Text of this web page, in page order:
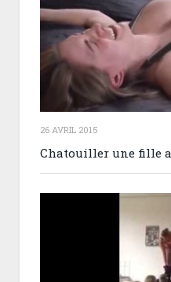
26 AVRIL 2015
Chatouiller une fille